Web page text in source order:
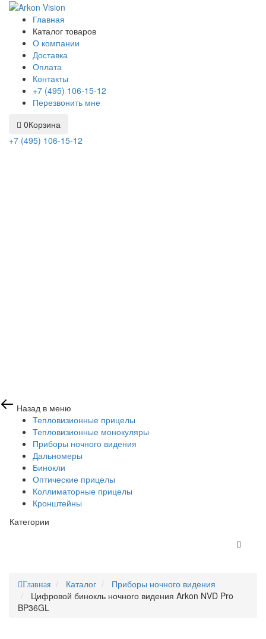
Главная
Каталог товаров
О компании
Доставка
Оплата
Контакты
+7 (495) 106-15-12
Перезвонить мне
0Корзина
+7 (495) 106-15-12
Назад в меню
Тепловизионные прицелы
Тепловизионные монокуляры
Приборы ночного видения
Дальномеры
Бинокли
Оптические прицелы
Коллиматорные прицелы
Кронштейны
Категории
Главная Каталог
Приборы ночного видения
Цифровой бинокль ночного видения Arkon NVD Pro
BP36GL